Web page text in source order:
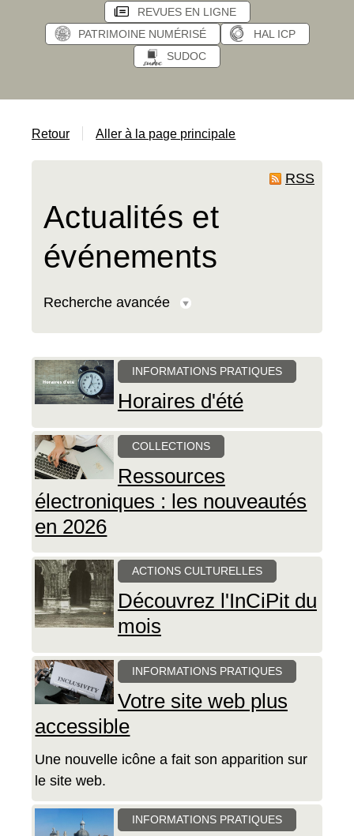
REVUES EN LIGNE
PATRIMOINE NUMÉRISÉ
HAL ICP
SUDOC
Retour Aller à la page principale
Actualités et
événements
Recherche avancée
RSS
INFORMATIONS PRATIQUES
Horaires d'été
COLLECTIONS
Ressources
électroniques : les nouveautés
en 2026
ACTIONS CULTURELLES
Découvrez l'InCiPit du
mois
INFORMATIONS PRATIQUES
Votre site web plus
accessible
Une nouvelle icône a fait son apparition sur
le site web.
INFORMATIONS PRATIQUES